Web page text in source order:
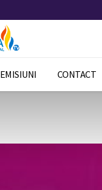
EMISIUNI CONTACT